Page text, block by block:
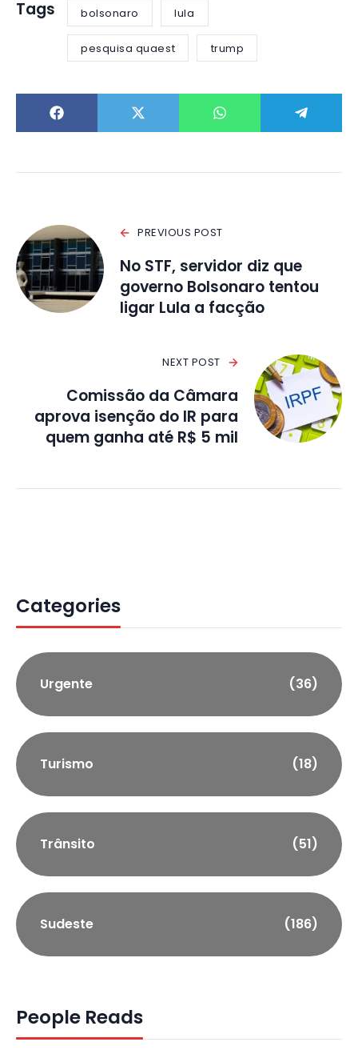
Tags bolsonaro lula
pesquisa quaest trump
PREVIOUS POST
No STF, servidor diz que
governo Bolsonaro tentou
ligar Lula a facção
NEXT POST
Comissão da Câmara
aprova isenção do IR para
quem ganha até R$ 5 mil
Categories
Urgente (36)
Turismo (18)
Trânsito (51)
Sudeste (186)
People Reads